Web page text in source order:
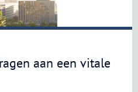
aan een vitale